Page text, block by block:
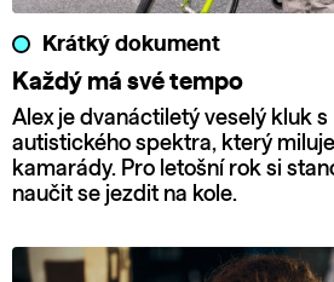
Krátký dokument
Každý má své tempo
Alex je dvanáctiletý veselý kluk
autistického spektra, který
kamarády. Pro letošní rok si
naučit se jezdit na kole.